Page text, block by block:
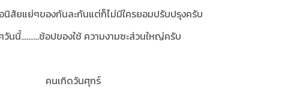
นิสัยแย่ๆของกันละกันแต่ก็ไม่มีใครยอมปรับปรุงครับ
วันนี้..........ช้อปของใช้ ความงามซะส่วนใหญ่ครับ
คนเกิดวันศุกร์